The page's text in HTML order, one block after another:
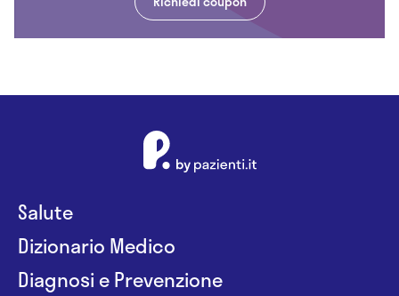
Salute
Dizionario Medico
Diagnosi e Prevenzione